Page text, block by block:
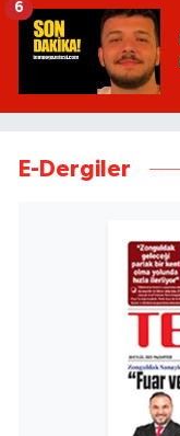
6
E-Dergiler